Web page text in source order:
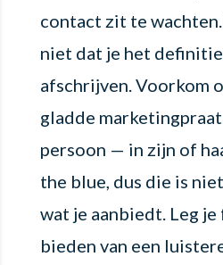
contact zit te
niet dat je het
afschrijven. Voorkom
gladde
persoon — in zijn of
the blue, dus die is
wat je aanbiedt. Leg
bieden van een